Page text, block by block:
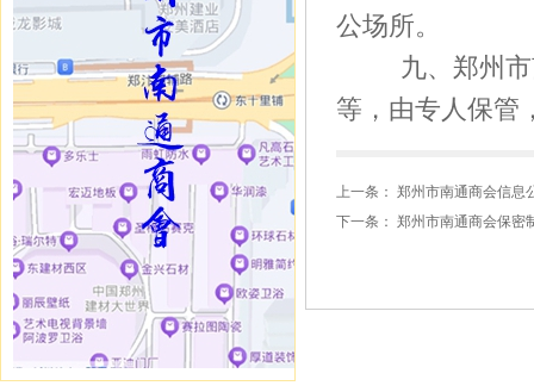
公场所。
九、郑州
等，由专人保管
上一条： 郑州市南通商会信息
下一条： 郑州市南通商会保密